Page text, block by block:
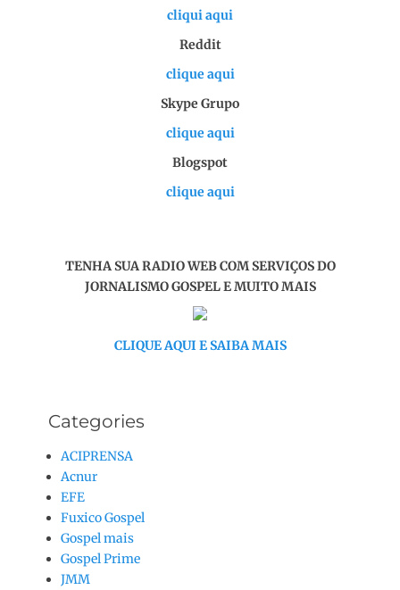
cliqui aqui
Reddit
clique aqui
Skype Grupo
clique aqui
Blogspot
clique aqui
TENHA SUA RADIO WEB COM SERVIÇOS DO
JORNALISMO GOSPEL E MUITO MAIS
CLIQUE AQUI E SAIBA MAIS
Categories
ACIPRENSA
Acnur
EFE
Fuxico Gospel
Gospel mais
Gospel Prime
JMM